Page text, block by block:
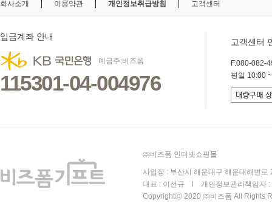
회사소개 이용약관 개인정보취급방침 고객센터
입금계좌 안내
예금주:비즈폼
115301-04-004976
고객센터
F.080-082-
평일 10:00
㈜비즈폼 인터넷쇼핑몰
사업장 : 부산시 해운대구 해운대해변
대표 : 이선규 l 개인정보관리책임자
Copyrightⓒ 2020 ㈜비즈폼 All Rights